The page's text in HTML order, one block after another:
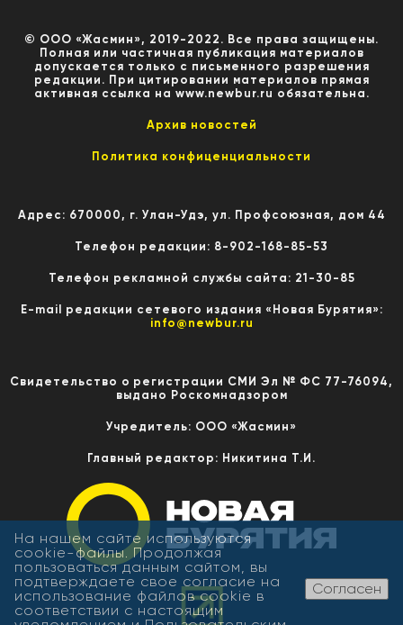
© ООО «Жасмин», 2019-2022. Все права защищены.
Полная или частичная публикация материалов
допускается только с письменного разрешения
редакции. При цитировании материалов прямая
активная ссылка на www.newbur.ru обязательна.
Архив новостей
Политика конфиценциальности
Адрес: 670000, г. Улан-Удэ, ул. Профсоюзная, дом 44
Телефон редакции: 8-902-168-85-53
Телефон рекламной службы сайта: 21-30-85
E-mail редакции сетевого издания «Новая Бурятия»:
info@newbur.ru
Свидетельство о регистрации СМИ Эл № ФС 77-76094,
выдано Роскомнадзором
Учредитель: ООО «Жасмин»
Главный редактор: Никитина Т.И.
На нашем сайте используются
cookie-файлы. Продолжая
пользоваться данным сайтом, вы
подтверждаете свое согласие на
использование файлов cookie в
соответствии с настоящим
Согласен